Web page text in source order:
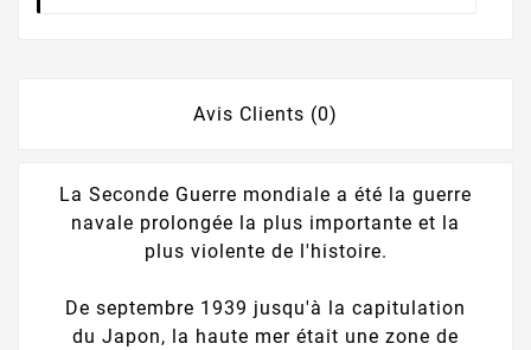
Avis Clients (0)
La Seconde Guerre mondiale a été la guerre
navale prolongée la plus importante et la
plus violente de l'histoire.
De septembre 1939 jusqu'à la capitulation
du Japon, la haute mer était une zone de